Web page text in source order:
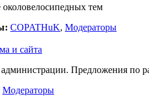
тем
COPATHuK, Модераторы
и сайта
Предложения по
Модераторы